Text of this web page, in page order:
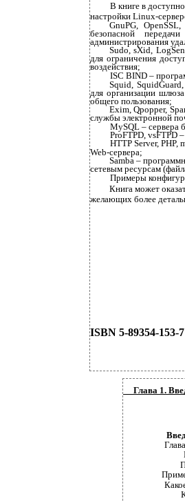
В книге в
настройки Linux-
GnuPG,
безопасной
администрирования
Sudo, sXid,
для ограничения
воздействия;
ISC BIND –
Squid,
для организации
общего пользования;
Exim, Qpopper,
службы электронной
MySQL – сервера
ProFTPD, vsFTPD
HTTP Server, PHP,
Web-сервера;
Samba –
сетевым ресурсам
Примеры
Книга может
желающих более
ISBN 5-89354-153-7
Глава 1.